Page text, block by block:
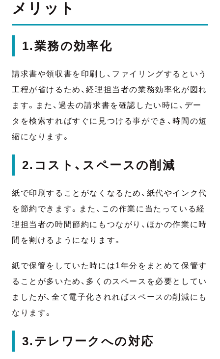
メリット
1.業務の効率化
請求書や領収書を印刷し、ファイリングするという
工程が省けるため、経理担当者の業務効率化が図れ
ます。また、過去の請求書を確認したい時に、デー
タを検索すればすぐに見つける事ができ、時間の短
縮になります。
2.コスト、スペースの削減
紙で印刷することがなくなるため、紙代やインク代
を節約できます。また、この作業に当たっている経
理担当者の時間節約にもつながり、ほかの作業に時
間を割けるようになります。
紙で保管をしていた時には1年分をまとめて保管す
ることが多いため、多くのスペースを必要としてい
ましたが、全て電子化されればスペースの削減にも
なります。
3.テレワークへの対応